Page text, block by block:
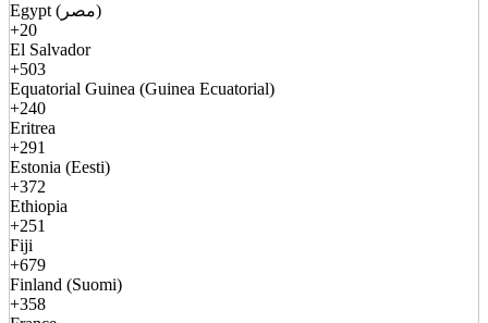
Egypt (مصر)
+20
El Salvador
+503
Equatorial Guinea (Guinea Ecuatorial)
+240
Eritrea
+291
Estonia (Eesti)
+372
Ethiopia
+251
Fiji
+679
Finland (Suomi)
+358